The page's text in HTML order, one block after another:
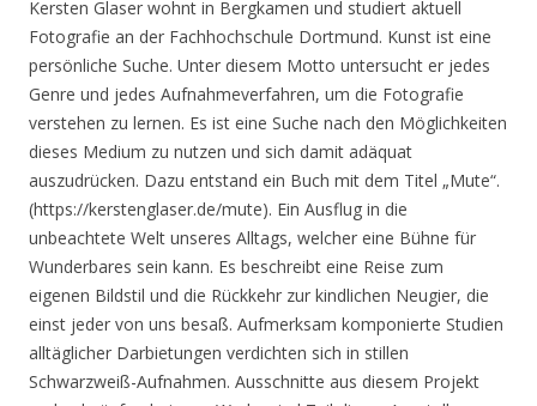
Kersten Glaser wohnt in Bergkamen und studiert aktuell
Fotografie an der Fachhochschule Dortmund. Kunst ist eine
persönliche Suche. Unter diesem Motto untersucht er jedes
Genre und jedes Aufnahmeverfahren, um die Fotografie
verstehen zu lernen. Es ist eine Suche nach den Möglichkeiten
dieses Medium zu nutzen und sich damit adäquat
auszudrücken. Dazu entstand ein Buch mit dem Titel „Mute“.
(https://kerstenglaser.de/mute). Ein Ausflug in die
unbeachtete Welt unseres Alltags, welcher eine Bühne für
Wunderbares sein kann. Es beschreibt eine Reise zum
eigenen Bildstil und die Rückkehr zur kindlichen Neugier, die
einst jeder von uns besaß. Aufmerksam komponierte Studien
alltäglicher Darbietungen verdichten sich in stillen
Schwarzweiß-Aufnahmen. Ausschnitte aus diesem Projekt